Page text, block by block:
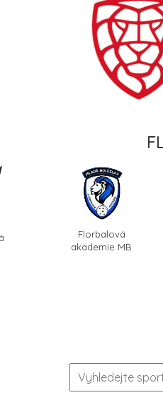
Florbalová
akademie MB